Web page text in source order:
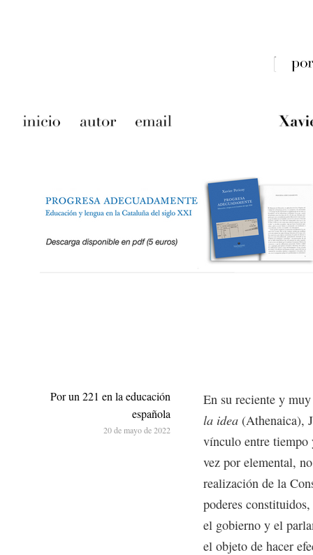
En su reciente y
la idea(Athenaica),
vínculo entre tiempo
vez por elemental,
realización de la
poderes
el gobierno y el
el objeto de hacer
Por un 221 en la educación
española
20 de mayo de 2022